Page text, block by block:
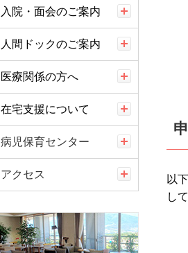
以
し
入院・面会のご案内
人間ドックのご案内
医療関係の方へ
在宅支援について
病児保育センター
アクセス